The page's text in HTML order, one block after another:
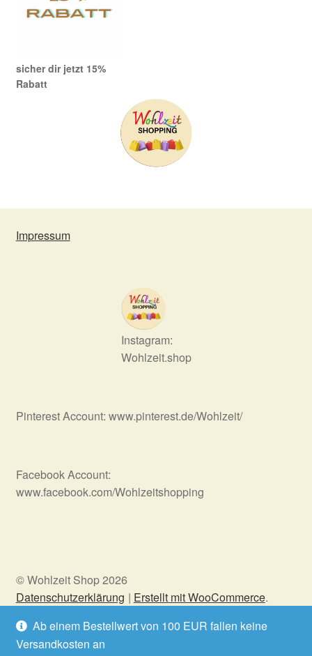
Ab einem Bestellwert von 100 EUR fallen keine
Versandkosten an
sicher dir jetzt 15%
Rabatt
Impressum
Instagram:
Wohlzeit.shop
Pinterest Account: www.pinterest.de/Wohlzeit/
Facebook Account:
www.facebook.com/Wohlzeitshopping
© Wohlzeit Shop 2026
Datenschutzerklärung
Erstellt mit WooCommerce.